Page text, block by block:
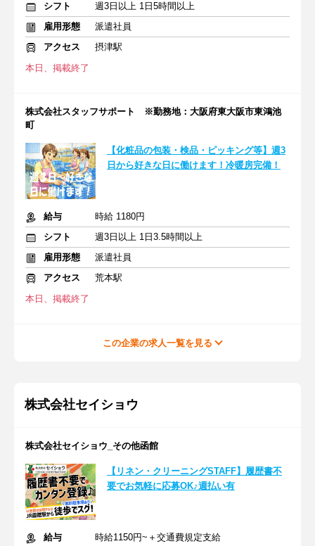
シフト
週3日以上 1日5時間以上
雇用形態
派遣社員
アクセス
摂津駅
本日、掲載終了
株式会社スタッフサポート ※勤務地：大阪府東大阪市東鴻池
町
【化粧品の包装・検品・ピッキング等】週3
日から好きな日に働けます！冷暖房完備！
給与
時給 1180円
シフト
週3日以上 1日3.5時間以上
雇用形態
派遣社員
アクセス
荒本駅
本日、掲載終了
この企業の求人一覧を見る
株式会社セイショウ
株式会社セイショウ_その他函館
【リネン・クリーニングSTAFF】履歴書不
要でお気軽に応募OK♪週払い有
給与
時給1150円~＋交通費規定支給